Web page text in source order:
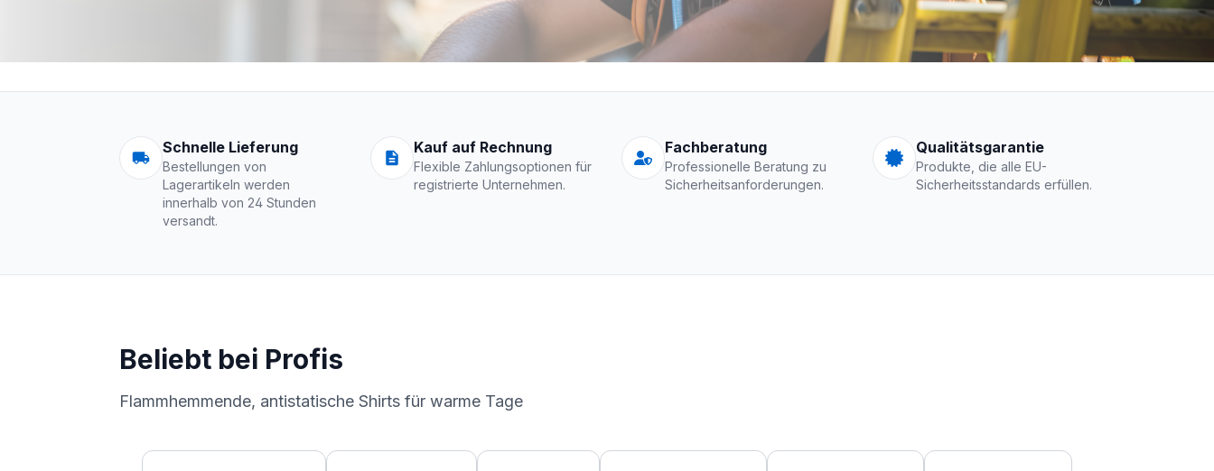
Arbeitskleidung | Schutzkleidung Firmen Logo
Schnelle Lieferung
Bestellungen von
Lagerartikeln werden
innerhalb von 24 Stunden
versandt.
Kauf auf Rechnung
Flexible Zahlungsoptionen für
registrierte Unternehmen.
Fachberatung
Professionelle Beratung zu
Sicherheitsanforderungen.
Qualitätsgarantie
Produkte, die alle EU-
Sicherheitsstandards erfüllen.
Beliebt bei Profis
Flammhemmende, antistatische Shirts für warme Tage
Produktgalerie überspringen